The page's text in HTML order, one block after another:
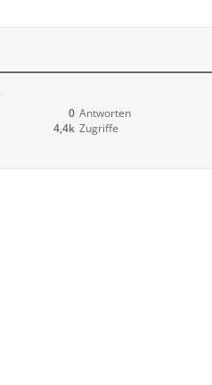
Antworten
0
Zugriffe
4,4k